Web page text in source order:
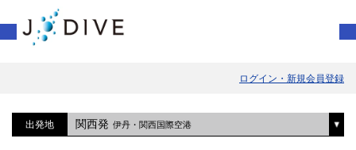
ログイン・新規会員登録
出発地 関西発 伊丹・関西国際空港